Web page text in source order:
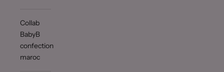
Collab
BabyB
confection
maroc